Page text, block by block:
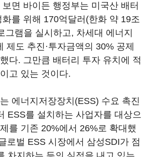
면 바이든 행정부는 미국산 배터
를 위해 170억달러(한화 약 19조
그램을 실시하고, 차세대 에너지
제도 추진·투자금액의 30% 공제
다. 그만큼 배터리 투자 유치에 적
고 있는 것이다.
에너지저장장치(ESS) 수요 촉진
ESS를 설치하는 사업자를 대상으
를 기존 20%에서 26%로 확대했
로벌 ESS 시장에서 삼성SDI가 점